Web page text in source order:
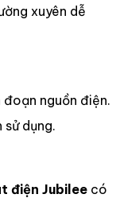
xuyên dễ
nguồn điện.
dụng.
điện Jubilee có